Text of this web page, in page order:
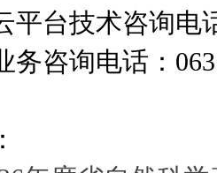
平台技术咨询电
务咨询电话：